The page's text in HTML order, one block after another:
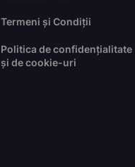
Termeni și Condiții
Politica de confidențialitate
și de cookie-uri